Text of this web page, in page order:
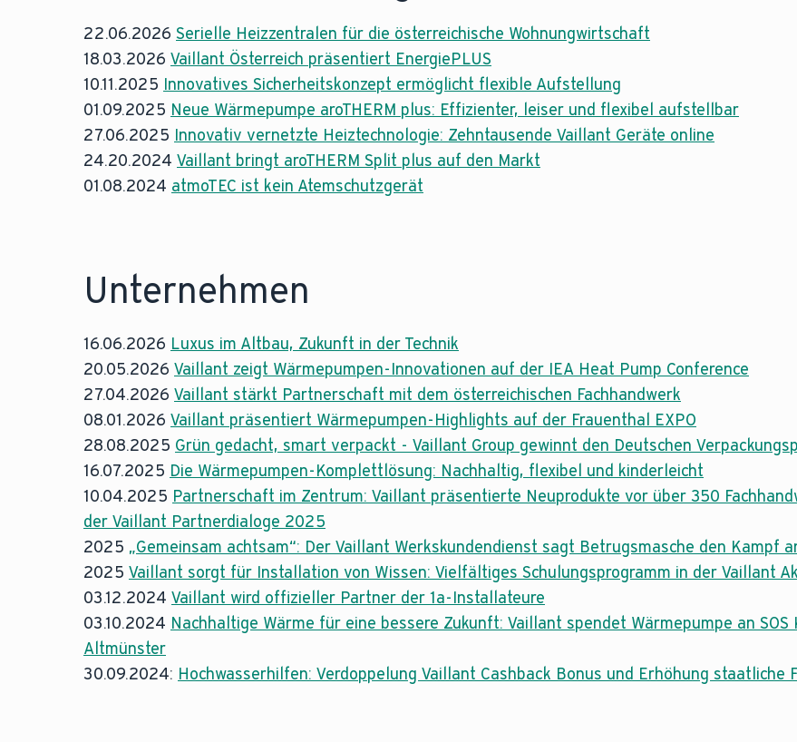
22.06.2026 Serielle Heizzentralen für die österreichische Wohnungwirtschaft
18.03.2026 Vaillant Österreich präsentiert EnergiePLUS
10.11.2025 Innovatives Sicherheitskonzept ermöglicht flexible Aufstellung
01.09.2025 Neue Wärmepumpe aroTHERM plus: Effizienter, leiser und flexibel aufstellbar
27.06.2025 Innovativ vernetzte Heiztechnologie: Zehntausende Vaillant Geräte online
24.20.2024 Vaillant bringt aroTHERM Split plus auf den Markt
01.08.2024 atmoTEC ist kein Atemschutzgerät
Unternehmen
16.06.2026 Luxus im Altbau, Zukunft in der Technik
20.05.2026 Vaillant zeigt Wärmepumpen-Innovationen auf der IEA Heat Pump Conference
27.04.2026 Vaillant stärkt Partnerschaft mit dem österreichischen Fachhandwerk
08.01.2026 Vaillant präsentiert Wärmepumpen-Highlights auf der Frauenthal EXPO
28.08.2025 Grün gedacht, smart verpackt - Vaillant Group gewinnt den Deutschen
16.07.2025 Die Wärmepumpen-Komplettlösung: Nachhaltig, flexibel und kinderleicht
10.04.2025 Partnerschaft im Zentrum: Vaillant präsentierte Neuprodukte vor über 350
der Vaillant Partnerdialoge 2025
2025 „Gemeinsam achtsam“: Der Vaillant Werkskundendienst sagt Betrugsmasche den Kampf
2025 Vaillant sorgt für Installation von Wissen: Vielfältiges Schulungsprogramm in der Vaillant
03.12.2024 Vaillant wird offizieller Partner der 1a-Installateure
03.10.2024 Nachhaltige Wärme für eine bessere Zukunft: Vaillant spendet Wärmepumpe an SOS
Altmünster
30.09.2024: Hochwasserhilfen: Verdoppelung Vaillant Cashback Bonus und Erhöhung staatliche